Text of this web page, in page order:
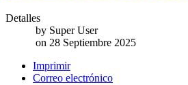
Detalles
by Super User
on 28 Septiembre 2025
Imprimir
Correo electrónico